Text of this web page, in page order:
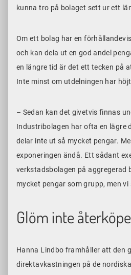
kunna tro på bolaget sett ur ett
Om ett bolag har en
och kan dela ut en god andel
en längre tid är det ett tecken på
Inte minst om utdelningen har
– Sedan kan det givetvis finnas
Industribolagen har ofta en lägre
delar inte ut så mycket pengar.
exponeringen ändå. Ett sådant
verkstadsbolagen på aggregerad
mycket pengar som grupp, men vi
Glöm inte
Hanna Lindbo framhåller att den
direktavkastningen på de